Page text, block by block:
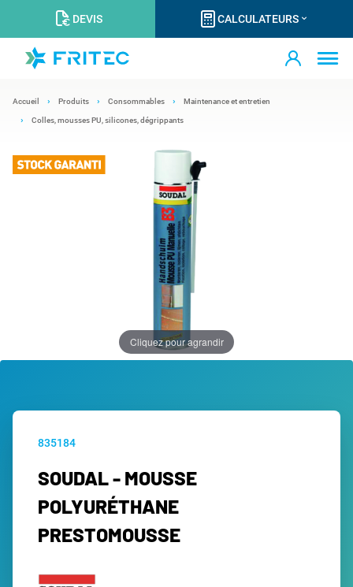
DEVIS CALCULATEURS
Accueil Produits Consommables Maintenance et entretien
Colles, mousses PU, silicones, dégrippants
Cliquez pour agrandir
835184
SOUDAL - MOUSSE
POLYURÉTHANE
PRESTOMOUSSE